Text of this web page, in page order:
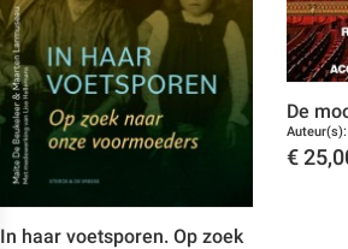
In haar voetsporen. Op zoek
De
Auteur(s):
€